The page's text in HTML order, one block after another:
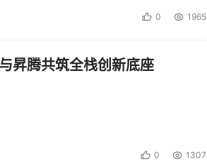
0 1965
昇腾共筑全栈创新底座
0 1307